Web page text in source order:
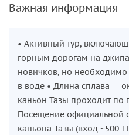
Важная информация
• Активный тур,
горным дорогам на
новичков, но необходимо
в воде • Длина сплава —
каньон Тазы проходит по
Посещение официальной
каньона Тазы (вход ~500